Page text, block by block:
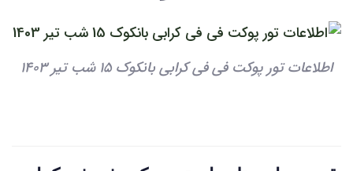
اطلاعات تور پوکت فی فی کرابی بانکوک 15 شب تیر 1403